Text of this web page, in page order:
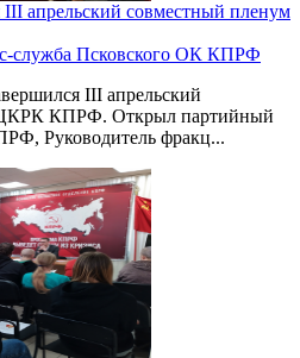
апрельский совместный пленум
служба Псковского ОК КПРФ
III апрельский
КПРФ. Открыл партийный
Руководитель фракц...